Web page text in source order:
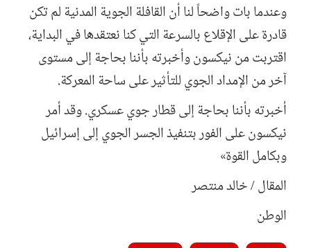
وعندما بات واضحاً لنا أن القافلة الجوية المدنية لم تكن
قادرة على الإقلاع بالسرعة التي كنا نعتقدها في البداية،
اقتربت من نيكسون وأخبرته بأننا بحاجة إلى مستوى
آخر من الإمداد الجوي للتأثير على ساحة المعركة.
أخبرته بأننا بحاجة إلى قطار جوي عسكري. وقد أمر
نيكسون على الفور بتنفيذ الجسر الجوي إلى إسرائيل
وبكامل القوة»
المقال / خالد منتصر
الوطن